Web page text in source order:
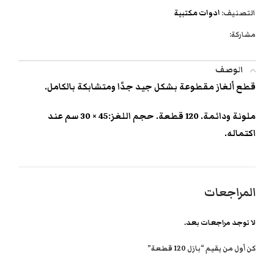
التصنيف: ادوات مكتبية
مشاركة:
الوصف
قطع ألغاز مقطوعة بشكل جيد جدًا ومتشابكة بالكامل.
ملونة ودائمة. 120 قطعة. حجم اللغز:45 × 30 سم عند
اكتماله.
المراجعات
لا توجد مراجعات بعد.
كن أول من يقيم “بازل 120 قطعة”